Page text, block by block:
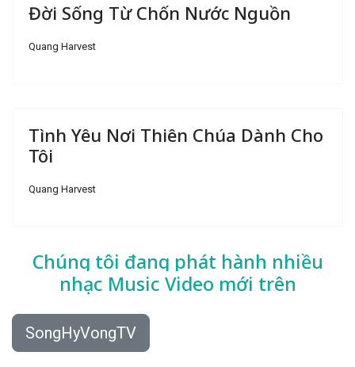
Đời Sống Từ Chốn Nước Nguồn
Quang Harvest
Tình Yêu Nơi Thiên Chúa Dành Cho
Tôi
Quang Harvest
Chúng tôi đang phát hành nhiều
nhạc Music Video mới trên
SongHyVongTV